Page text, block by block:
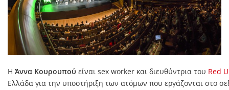
Η Άννα Κουρουπού είναι sex worker και διευθύντρια του Red
Ελλάδα για την υποστήριξη των ατόμων που εργάζονται στο